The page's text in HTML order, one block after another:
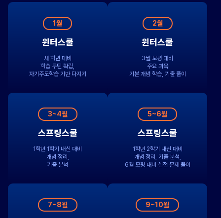
1월
윈터스쿨
새 학년 대비
학습 루틴 확립,
자기주도학습 기반 다지기
2월
윈터스쿨
3월 모평 대비
주요 과목
기본 개념 학습, 기출 풀이
3~4월
스프링스쿨
1학년 1학기 내신 대비
개념 정리,
기출 분석
5~6월
스프링스쿨
1학년 2학기 내신 대비
개념 정리, 기출 분석,
6월 모평 대비 실전 문제 풀이
7~8월 9~10월